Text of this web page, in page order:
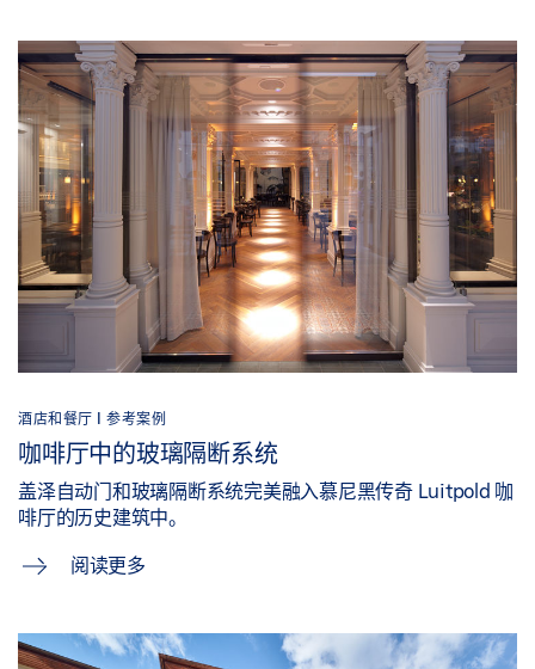
酒店和餐厅 | 参考案例
咖啡厅中的玻璃隔断系统
盖泽自动门和玻璃隔断系统完美融入慕尼黑传奇 Luitpold 咖
啡厅的历史建筑中。
阅读更多